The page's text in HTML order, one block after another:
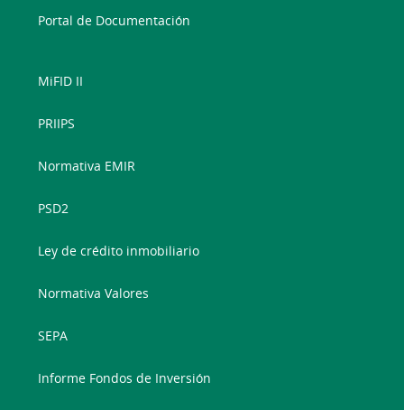
Portal de Documentación
MiFID II
PRIIPS
Normativa EMIR
PSD2
Ley de crédito inmobiliario
Normativa Valores
SEPA
Informe Fondos de Inversión